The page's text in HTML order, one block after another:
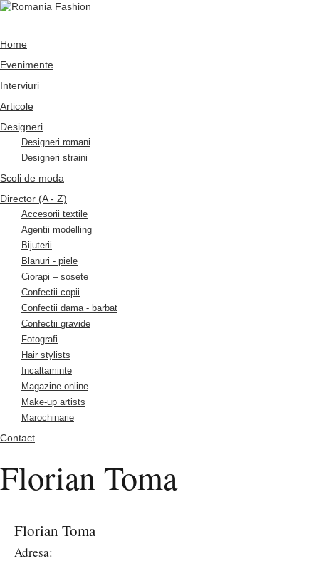
Home
Evenimente
Interviuri
Articole
Designeri
Designeri romani
Designeri straini
Scoli de moda
Director (A - Z)
Accesorii textile
Agentii modelling
Bijuterii
Blanuri - piele
Ciorapi – sosete
Confectii copii
Confectii dama - barbat
Confectii gravide
Fotografi
Hair stylists
Incaltaminte
Magazine online
Make-up artists
Marochinarie
Contact
Florian Toma
Florian Toma
Adresa: